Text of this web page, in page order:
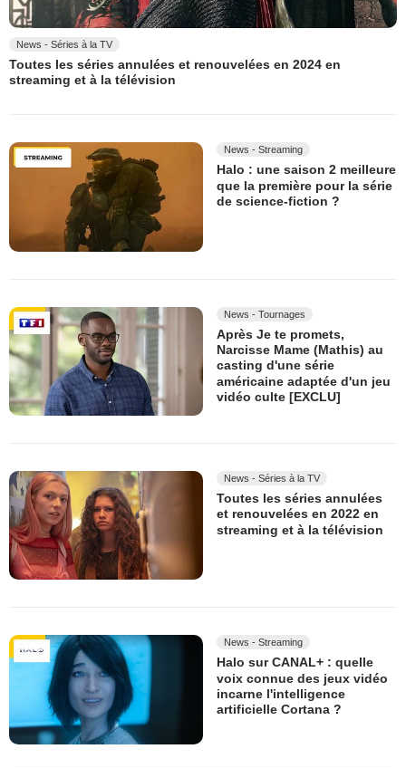
News - Séries à la TV
Toutes les séries annulées et renouvelées en 2024 en
streaming et à la télévision
News - Streaming
Halo : une saison 2 meilleure
que la première pour la série
de science-fiction ?
News - Tournages
Après Je te promets,
Narcisse Mame (Mathis) au
casting d'une série
américaine adaptée d'un jeu
vidéo culte [EXCLU]
News - Séries à la TV
Toutes les séries annulées
et renouvelées en 2022 en
streaming et à la télévision
News - Streaming
Halo sur CANAL+ : quelle
voix connue des jeux vidéo
incarne l'intelligence
artificielle Cortana ?